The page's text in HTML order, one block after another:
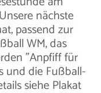
nächste
passend zur
WM, das
"Anpfiff für
und die Fußball-
siehe Plakat